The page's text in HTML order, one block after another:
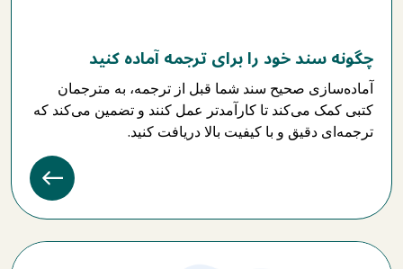
چگونه سند خود را برای ترجمه آماده کنید
آماده‌سازی صحیح سند شما قبل از ترجمه، به مترجمان
کتبی کمک می‌کند تا کارآمدتر عمل کنند و تضمین می‌کند که
ترجمه‌ای دقیق و با کیفیت بالا دریافت کنید.